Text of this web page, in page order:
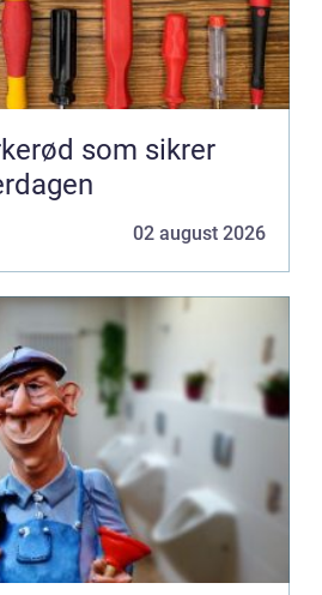
som sikrer
02 august 2026